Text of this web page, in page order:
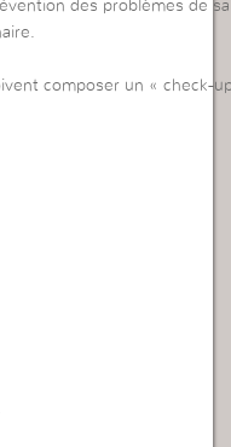
des problèmes de
composer un « check-